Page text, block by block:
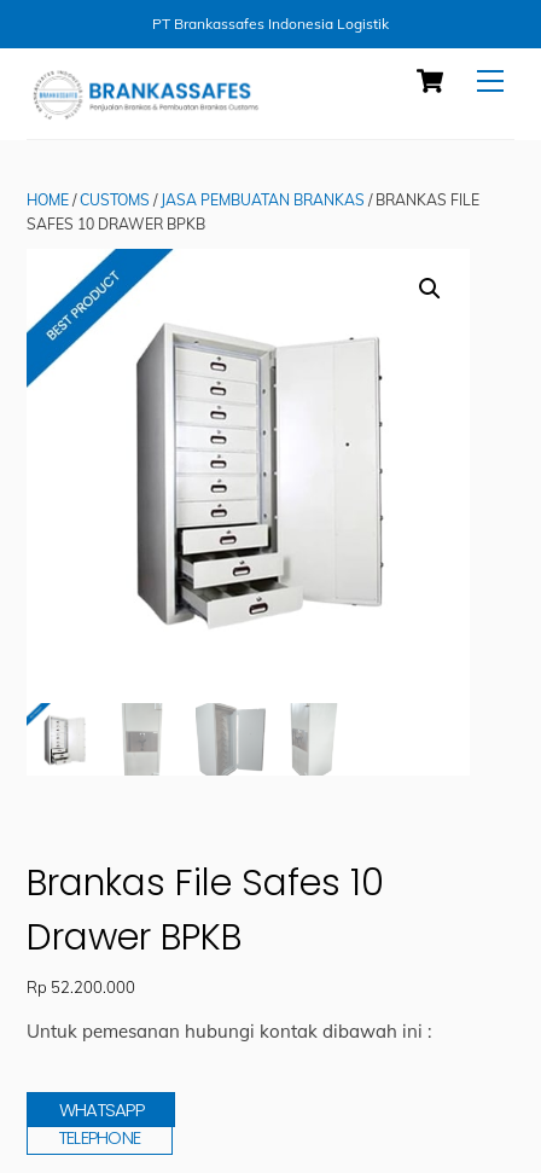
PT Brankassafes Indonesia Logistik
content
Cart
HOME /CUSTOMS / JASA PEMBUATAN BRANKAS / BRANKAS FILE
SAFES 10 DRAWER BPKB
Brankas File Safes 10
Drawer BPKB
Rp 52.200.000
Untuk pemesanan hubungi kontak dibawah ini :
WHATSAPP
TELEPHONE